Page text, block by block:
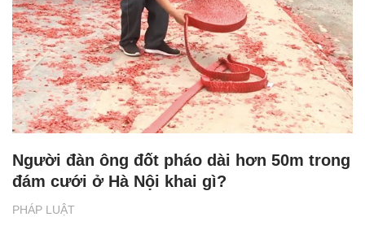
PHÁP LUẬT
Người đàn ông đốt pháo dài hơn 50m trong
đám cưới ở Hà Nội khai gì?